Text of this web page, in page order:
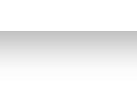
placering, der kan være nøjagtig